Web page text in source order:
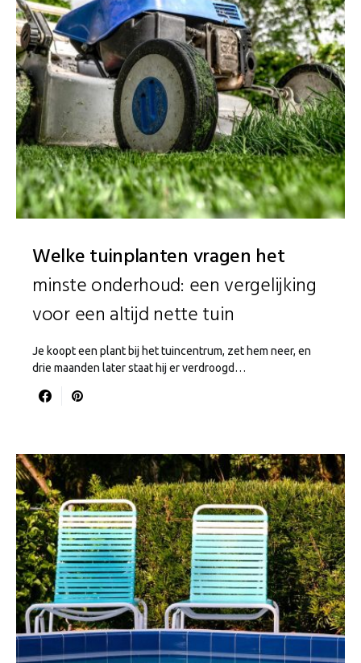
Welke tuinplanten vragen het
minste onderhoud: een vergelijking
voor een altijd nette tuin
Je koopt een plant bij het tuincentrum, zet hem neer, en
drie maanden later staat hij er verdroogd…